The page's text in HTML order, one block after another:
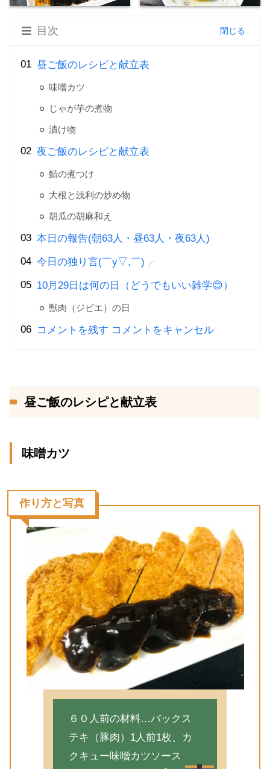
目次
昼ご飯のレシピと献立表
味噌カツ
じゃが芋の煮物
漬け物
夜ご飯のレシピと献立表
鯖の煮つけ
大根と浅利の炒め物
胡瓜の胡麻和え
本日の報告(朝63人・昼63人・夜63人)
今日の独り言(￣y▽,￣)╭
10月29日は何の日（どうでもいい雑学😊）
獣肉（ジビエ）の日
コメントを残す コメントをキャンセル
昼ご飯のレシピと献立表
味噌カツ
作り方と写真
６０人前の材料…バックス
テキ（豚肉）1人前1枚、カ
クキュー味噌カツソース